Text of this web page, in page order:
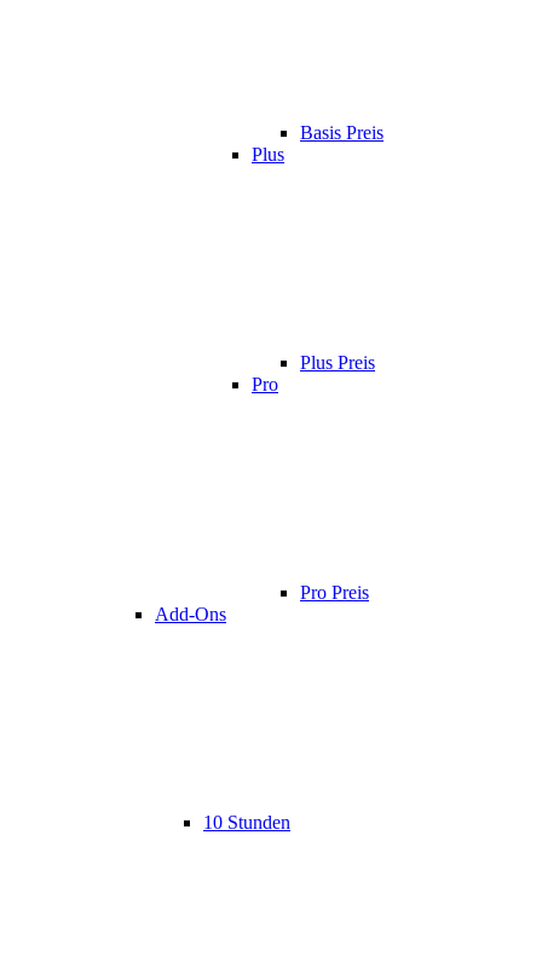
Basis Preis
Plus
Plus Preis
Pro
Pro Preis
Add-Ons
10 Stunden